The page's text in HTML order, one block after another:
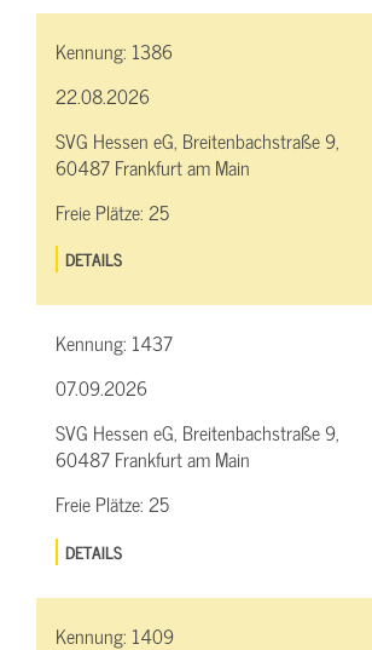
Kennung: 1386
22.08.2026
SVG Hessen eG, Breitenbachstraße 9,
60487 Frankfurt am Main
Freie Plätze:25
DETAILS
Kennung: 1437
07.09.2026
SVG Hessen eG, Breitenbachstraße 9,
60487 Frankfurt am Main
Freie Plätze:25
DETAILS
Kennung: 1409